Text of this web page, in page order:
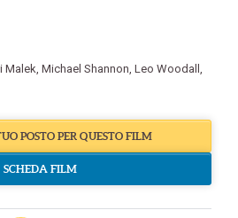
Malek, Michael Shannon, Leo Woodall ,
POSTO PER QUESTO FILM
SCHEDA FILM